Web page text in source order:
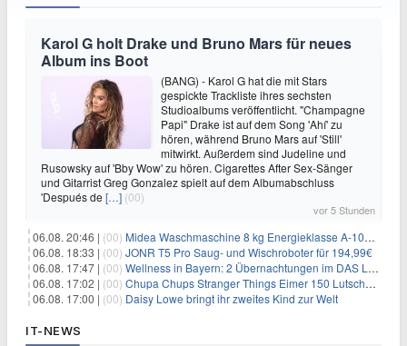
Karol G holt Drake und Bruno Mars für neues
Album ins Boot
(BANG) - Karol G hat die mit Stars
gespickte Trackliste ihres sechsten
Studioalbums veröffentlicht. "Champagne
Papi" Drake ist auf dem Song 'Ahí' zu
hören, während Bruno Mars auf 'Still'
mitwirkt. Außerdem sind Judeline und
Rusowsky auf 'Bby Wow' zu hören. Cigarettes After Sex-Sänger
und Gitarrist Greg Gonzalez spielt auf dem Albumabschluss
'Después de […] (00)
vor 5 Stunden
06.08. 20:46 | (00) Midea Waschmaschine 8 kg Energieklasse A-10% 1400 U/Min für 289,97€
06.08. 18:33 | (00) JONR T5 Pro Saug- und Wischroboter für 194,99€
06.08. 17:47 | (00) Wellness in Bayern: 2 Übernachtungen im DAS LUDWIG Sports Resort inkl. HP + Wellness ab 174€ p.P.
06.08. 17:02 | (00) Chupa Chups Stranger Things Eimer 150 Lutscher für 21,95€
06.08. 17:00 | (00) Daisy Lowe bringt ihr zweites Kind zur Welt
IT-NEWS